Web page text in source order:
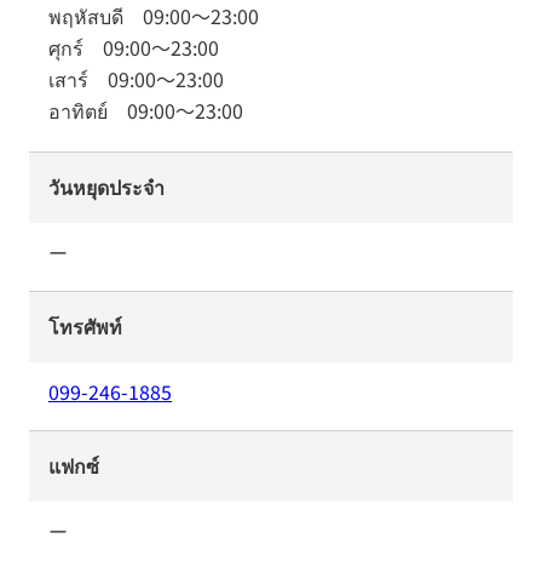
พฤหัสบดี 09:00～23:00
ศุกร์ 09:00～23:00
เสาร์ 09:00～23:00
อาทิตย์ 09:00～23:00
วันหยุดประจำ
ー
โทรศัพท์
099-246-1885
แฟกซ์
ー